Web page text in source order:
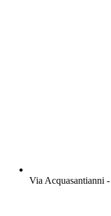
Via Acquasantianni